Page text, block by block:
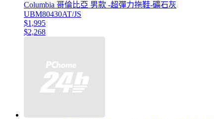
Columbia 哥倫比亞 男款 -超彈力拖鞋-礦石灰
UBM80430AT/JS
$1,995
$2,268